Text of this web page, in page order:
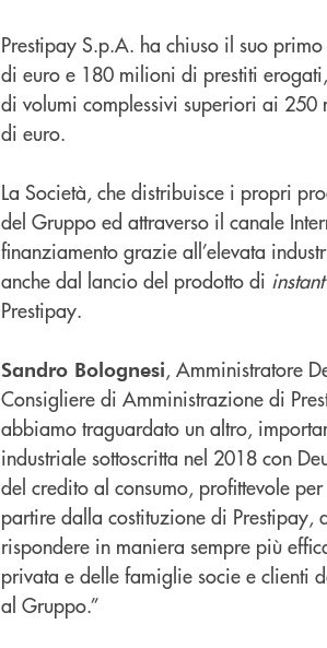
Prestipay S.p.A. ha chiuso il suo
di euro e 180 milioni di prestiti
di volumi complessivi superiori ai
di euro.
La Società, che distribuisce i propri
del Gruppo ed attraverso il canale
finanziamento grazie all’elevata
anche dal lancio del prodotto di
Prestipay.
Sandro Bolognesi, Amministratore
Consigliere di Amministrazione di
abbiamo traguardato un altro,
industriale sottoscritta nel 2018 con
del credito al consumo, profittevole
partire dalla costituzione di Prestipay,
rispondere in maniera sempre più
privata e delle famiglie socie e clienti
al Gruppo.”